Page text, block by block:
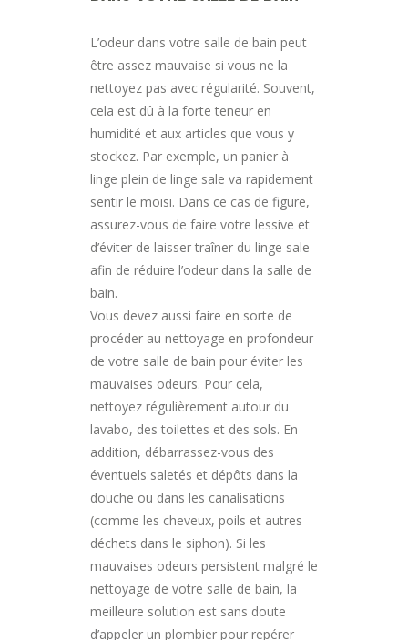
L’odeur dans votre salle de bain peut
être assez mauvaise si vous ne la
nettoyez pas avec régularité. Souvent,
cela est dû à la forte teneur en
humidité et aux articles que vous y
stockez. Par exemple, un panier à
linge plein de linge sale va rapidement
sentir le moisi. Dans ce cas de figure,
assurez-vous de faire votre lessive et
d’éviter de laisser traîner du linge sale
afin de réduire l’odeur dans la salle de
bain.
Vous devez aussi faire en sorte de
procéder au nettoyage en profondeur
de votre salle de bain pour éviter les
mauvaises odeurs. Pour cela,
nettoyez régulièrement autour du
lavabo, des toilettes et des sols. En
addition, débarrassez-vous des
éventuels saletés et dépôts dans la
douche ou dans les canalisations
(comme les cheveux, poils et autres
déchets dans le siphon). Si les
mauvaises odeurs persistent malgré le
nettoyage de votre salle de bain, la
meilleure solution est sans doute
d’appeler un plombier pour repérer